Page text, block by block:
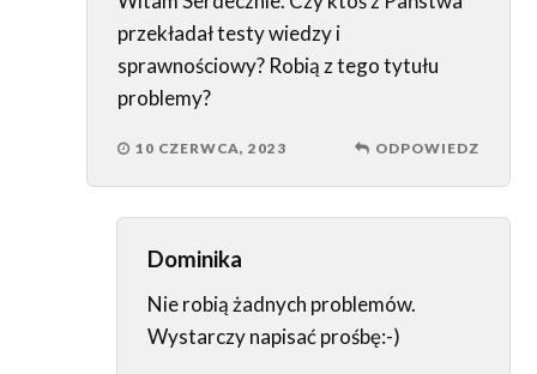
przekładał testy wiedzy i
sprawnościowy? Robią z tego tytułu
problemy?
10 CZERWCA, 2023 ODPOWIEDZ
Dominika
Nie robią żadnych problemów.
Wystarczy napisać prośbę:-)